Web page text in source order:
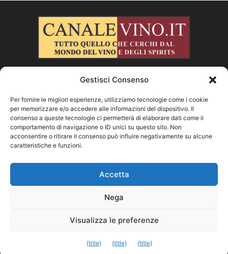
CHI SIAMO
SEGUICI
Facebook
Vimeo
©
Gestisci Consenso
Per fornire le migliori esperienze, utilizziamo tecnologie come i cookie
per memorizzare e/o accedere alle informazioni del dispositivo. Il
consenso a queste tecnologie ci permetterà di elaborare dati come il
comportamento di navigazione o ID unici su questo sito. Non
acconsentire o ritirare il consenso può influire negativamente su alcune
caratteristiche e funzioni.
Accetta
Nega
Visualizza le preferenze
{title} {title} {title}
Exit mobile version